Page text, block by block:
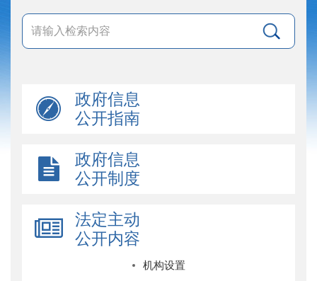
政府信息
公开指南
政府信息
公开制度
法定主动
公开内容
机构设置